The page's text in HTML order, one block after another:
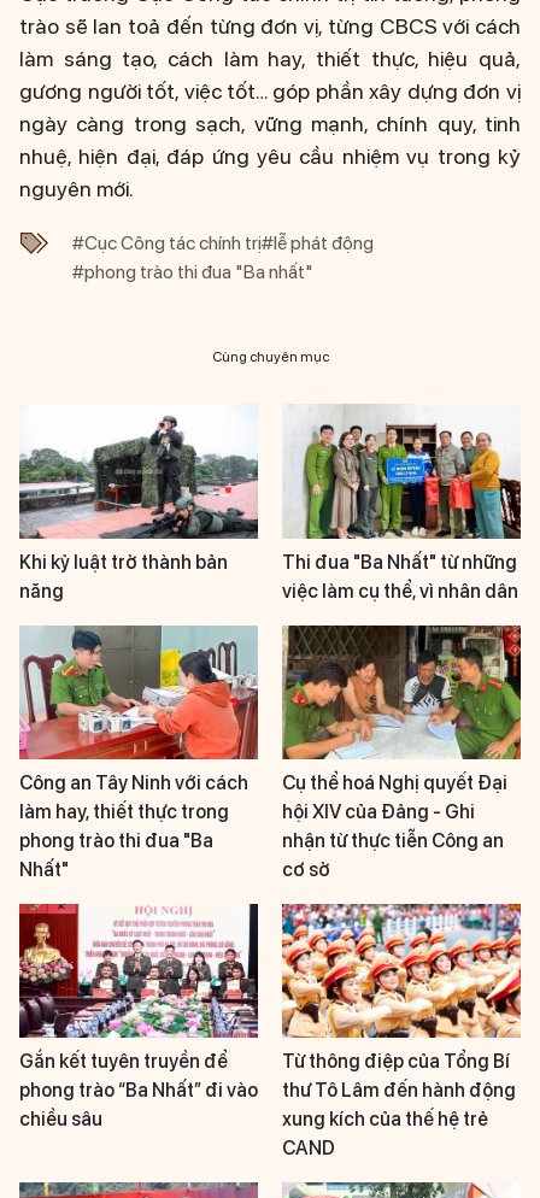
trào sẽ lan toả đến từng đơn vị, từng CBCS với cách
làm sáng tạo, cách làm hay, thiết thực, hiệu quả,
gương người tốt, việc tốt… góp phần xây dựng đơn vị
ngày càng trong sạch, vững mạnh, chính quy, tinh
nhuệ, hiện đại, đáp ứng yêu cầu nhiệm vụ trong kỷ
nguyên mới.
#Cục Công tác chính trị#lễ phát động
#phong trào thi đua "Ba nhất"
Cùng chuyên mục
Khi kỷ luật trở thành bản
năng
Thi đua "Ba Nhất" từ những
việc làm cụ thể, vì nhân dân
Công an Tây Ninh với cách
làm hay, thiết thực trong
phong trào thi đua "Ba
Nhất"
Cụ thể hoá Nghị quyết Đại
hội XIV của Đảng - Ghi
nhận từ thực tiễn Công an
cơ sở
Gắn kết tuyên truyền để
phong trào “Ba Nhất” đi vào
chiều sâu
Từ thông điệp của Tổng Bí
thư Tô Lâm đến hành động
xung kích của thế hệ trẻ
CAND